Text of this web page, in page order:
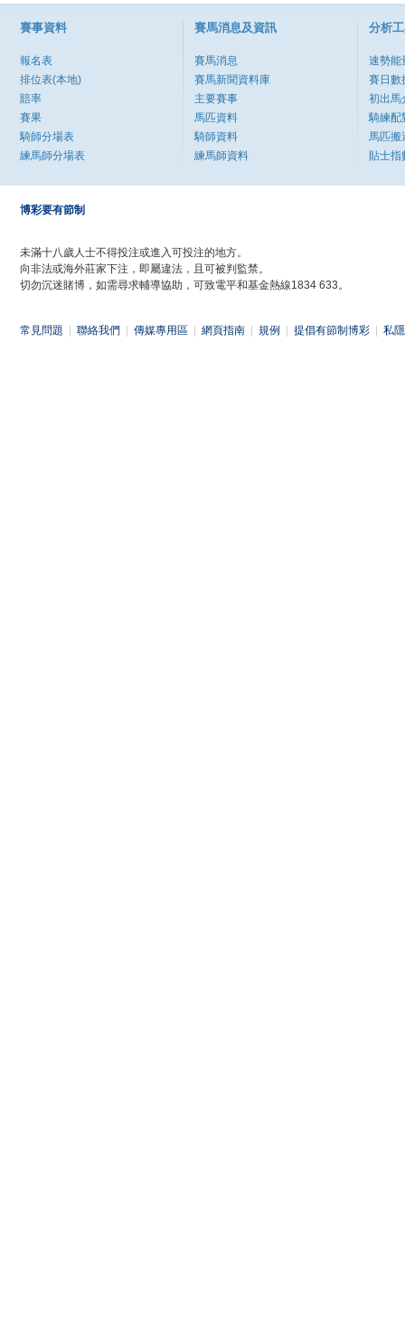
賽事資料
報名表
排位表(本地)
賠率
賽果
騎師分場表
練馬師分場表
賽馬消息及資訊
賽馬消息
賽馬新聞資料庫
主要賽事
馬匹資料
騎師資料
練馬師資料
分析
速勢能
賽日數
初出馬
騎練配
馬匹搬
貼士指
博彩要有節制
未滿十八歲人士不得投注或進入可投注的地方。
向非法或海外莊家下注，即屬違法，且可被判監禁。
切勿沉迷賭博，如需尋求輔導協助，可致電平和基金熱線1834 633。
常見問題 聯絡我們 傳媒專用區 網頁指南 規例 提倡有節制博彩 私